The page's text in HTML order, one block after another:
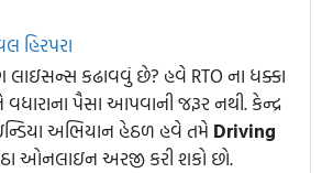
હિરપરા
લાઇસન્સ કઢાવવું છે? હવે RTO ના ધક્કા
પૈસા આપવાની જરૂર નથી. કેન્દ્ર
અભિયાન હેઠળ હવે તમે Driving
ઓનલાઇન અરજી કરી શકો છો.